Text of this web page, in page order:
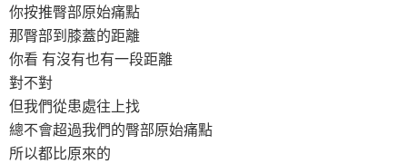
你按推臀部原始痛點
那臀部到膝蓋的距離
你看 有沒有也有一段距離
對不對
但我們從患處往上找
總不會超過我們的臀部原始痛點
所以都比原來的